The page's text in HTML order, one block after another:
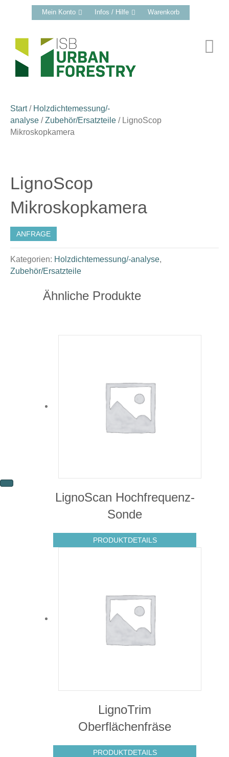
Mein Konto Infos / Hilfe Warenkorb
Start/ Holzdichtemessung/-
analyse /Zubehör/Ersatzteile / LignoScop
Mikroskopkamera
LignoScop
Mikroskopkamera
ANFRAGE
Kategorien: Holzdichtemessung/-analyse,
Zubehör/Ersatzteile
Ähnliche Produkte
LignoScan Hochfrequenz-
Sonde
PRODUKTDETAILS
LignoTrim
Oberflächenfräse
PRODUKTDETAILS